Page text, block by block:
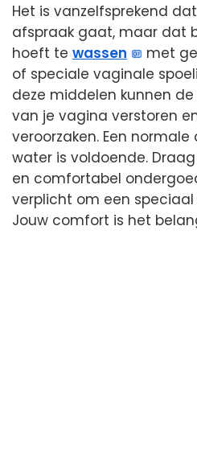
Het is vanzelfsprekend
afspraak gaat, maar dat
hoeft te wassen
met
of speciale vaginale
deze middelen kunnen
van je vagina verstoren
veroorzaken. Een
water is voldoende.
en comfortabel
verplicht om een
Jouw comfort is het